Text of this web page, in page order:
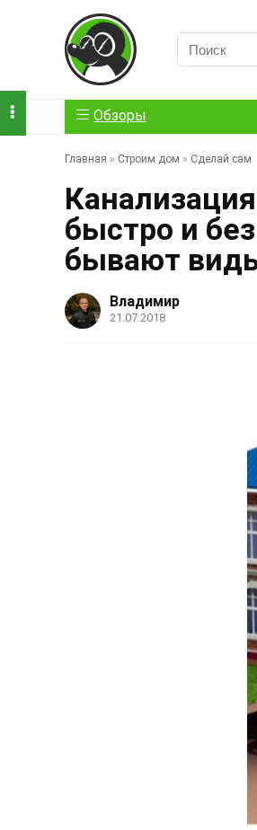
Обзоры
Главная » Строим дом » Сделай сам
быстро и
бывают
Владимир
21.07.2018